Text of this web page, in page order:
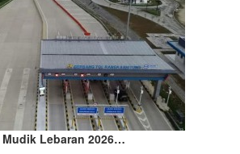
Mudik Lebaran 2026…